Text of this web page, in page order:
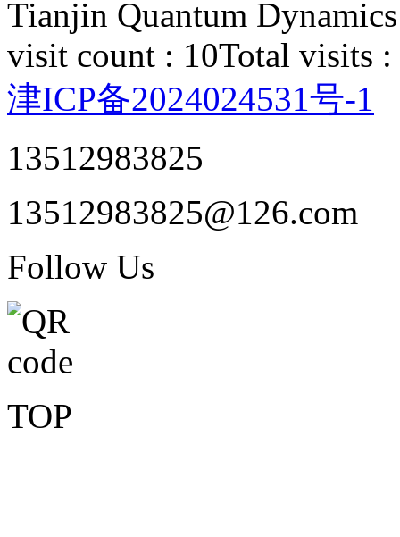
Tianjin Quantum
visit count : 10Total visits :
津ICP备2024024531号-1
13512983825
13512983825@126.com
Follow Us
TOP